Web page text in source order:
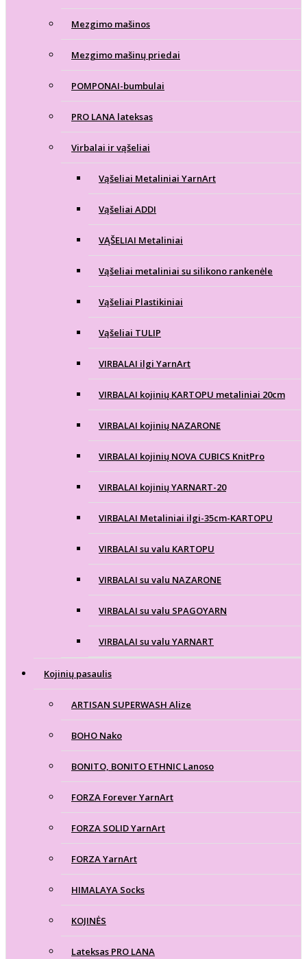
Mezgimo mašinos
Mezgimo mašinų priedai
POMPONAI-bumbulai
PRO LANA lateksas
Virbalai ir vąšeliai
Vąšeliai Metaliniai YarnArt
Vąšeliai ADDI
VĄŠELIAI Metaliniai
Vąšeliai metaliniai su silikono rankenėle
Vąšeliai Plastikiniai
Vąšeliai TULIP
VIRBALAI ilgi YarnArt
VIRBALAI kojinių KARTOPU metaliniai 20cm
VIRBALAI kojinių NAZARONE
VIRBALAI kojinių NOVA CUBICS KnitPro
VIRBALAI kojinių YARNART-20
VIRBALAI Metaliniai ilgi-35cm-KARTOPU
VIRBALAI su valu KARTOPU
VIRBALAI su valu NAZARONE
VIRBALAI su valu SPAGOYARN
VIRBALAI su valu YARNART
Kojinių pasaulis
ARTISAN SUPERWASH Alize
BOHO Nako
BONITO, BONITO ETHNIC Lanoso
FORZA Forever YarnArt
FORZA SOLID YarnArt
FORZA YarnArt
HIMALAYA Socks
KOJINĖS
Lateksas PRO LANA